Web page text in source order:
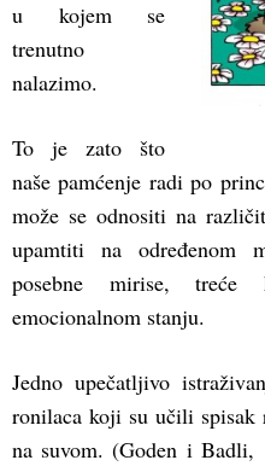
u kojem se
trenutno
nalazimo.
To je zato što
naše pamćenje radi po
može se odnositi na
upamtiti na određenom
posebne mirise, treće
emocionalnom stanju.
Jedno upečatljivo
ronilaca koji su učili spisak
na suvom. (Goden i Badli,